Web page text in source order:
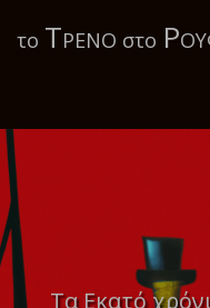
το ΤΡΕΝΟ στο Ρ
Τα Εκατό